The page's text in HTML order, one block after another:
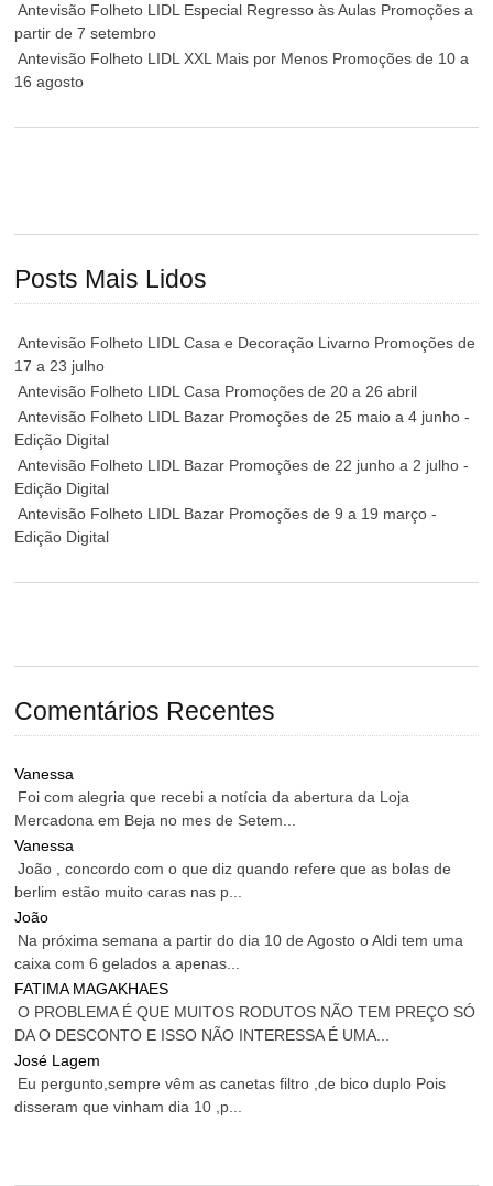
Antevisão Folheto LIDL Especial Regresso às Aulas Promoções a
partir de 7 setembro
Antevisão Folheto LIDL XXL Mais por Menos Promoções de 10 a
16 agosto
Posts Mais Lidos
Antevisão Folheto LIDL Casa e Decoração Livarno Promoções de
17 a 23 julho
Antevisão Folheto LIDL Casa Promoções de 20 a 26 abril
Antevisão Folheto LIDL Bazar Promoções de 25 maio a 4 junho -
Edição Digital
Antevisão Folheto LIDL Bazar Promoções de 22 junho a 2 julho -
Edição Digital
Antevisão Folheto LIDL Bazar Promoções de 9 a 19 março -
Edição Digital
Comentários Recentes
Vanessa
Foi com alegria que recebi a notícia da abertura da Loja
Mercadona em Beja no mes de Setem...
Vanessa
João , concordo com o que diz quando refere que as bolas de
berlim estão muito caras nas p...
João
Na próxima semana a partir do dia 10 de Agosto o Aldi tem uma
caixa com 6 gelados a apenas...
FATIMA MAGAKHAES
O PROBLEMA É QUE MUITOS RODUTOS NÃO TEM PREÇO SÓ
DA O DESCONTO E ISSO NÃO INTERESSA É UMA...
José Lagem
Eu pergunto,sempre vêm as canetas filtro ,de bico duplo Pois
disseram que vinham dia 10 ,p...